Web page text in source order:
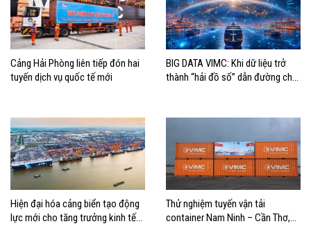
Cảng Hải Phòng liên tiếp đón hai
tuyến dịch vụ quốc tế mới
BIG DATA VIMC: Khi dữ liệu trở
thành “hải đồ số” dẫn đường cho
Hiện đại hóa cảng biển tạo động
lực mới cho tăng trưởng kinh tế
Thử nghiệm tuyến vận tải
container Nam Ninh – Cần Thơ,